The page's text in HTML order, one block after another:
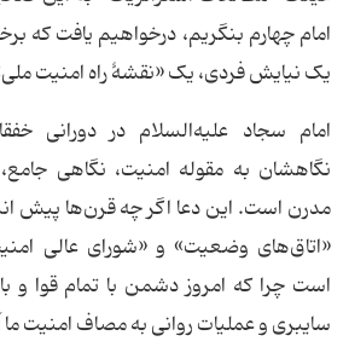
امام چهارم بنگریم، درخواهیم یافت که
یک نیایش فردی، یک «نقشۀ راه امنیت
امام سجاد علیه‌السلام در دورانی
نگاهشان به مقوله امنیت، نگاهی
مدرن است. این دعا اگر چه قرن‌ها پیش
«اتاق‌های وضعیت» و «شورای عالی
است چرا که امروز دشمن با تمام قوا و
سایبری و عملیات روانی به مصاف امنیت ما